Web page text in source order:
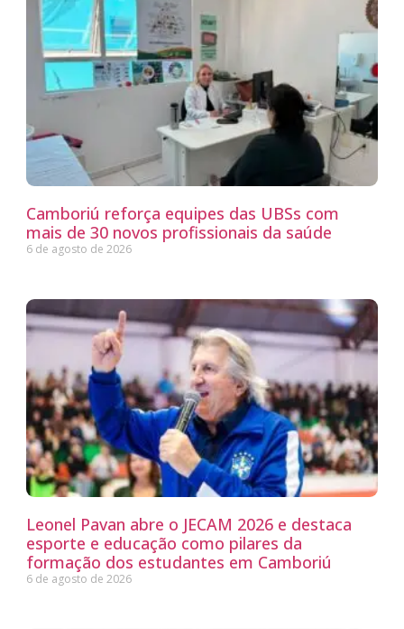
Camboriú reforça equipes das UBSs com
mais de 30 novos profissionais da saúde
6 de agosto de 2026
Leonel Pavan abre o JECAM 2026 e destaca
esporte e educação como pilares da
formação dos estudantes em Camboriú
6 de agosto de 2026